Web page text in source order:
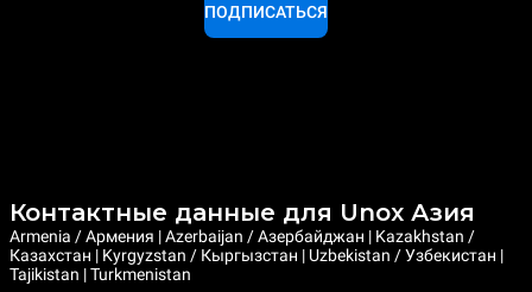
ПОДПИСАТЬСЯ
Контактные данные для Unox Азия
Armenia / Армения | Azerbaijan / Азербайджан | Kazakhstan /
Казахстан | Kyrgyzstan / Кыргызстан | Uzbekistan / Узбекистан |
Tajikistan | Turkmenistan